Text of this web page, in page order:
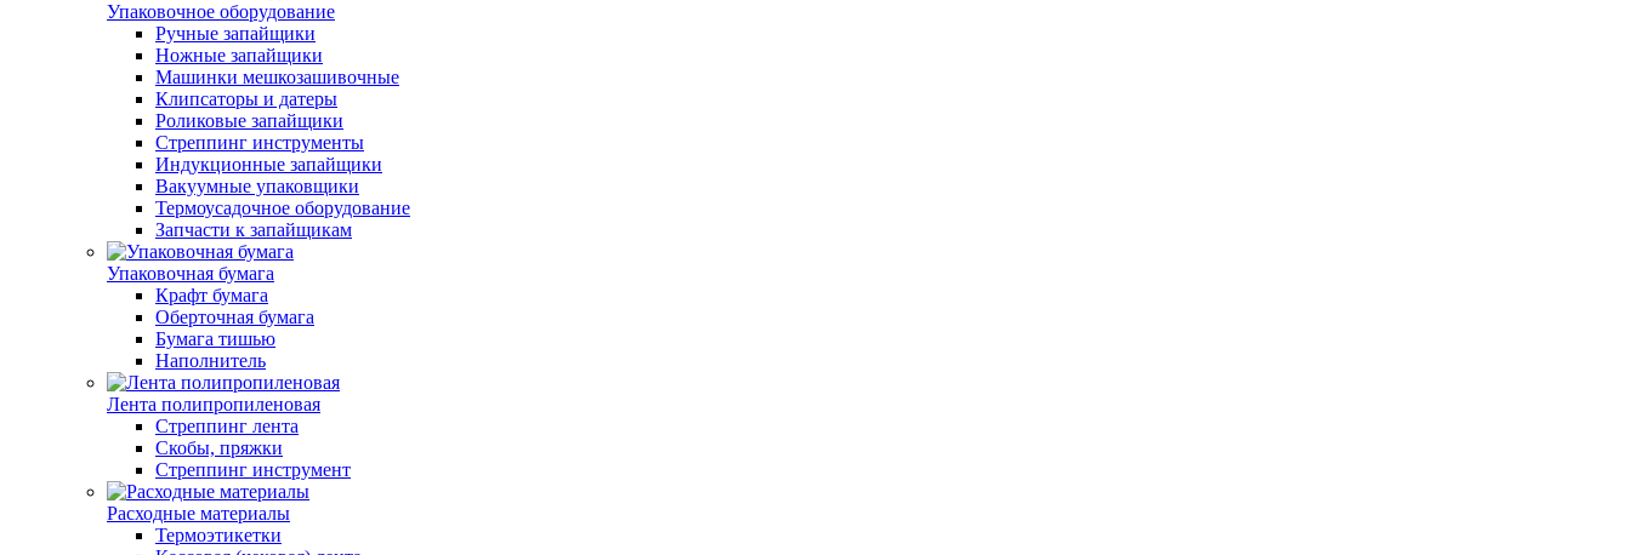
Упаковочное оборудование
Ручные запайщики
Ножные запайщики
Машинки мешкозашивочные
Клипсаторы и датеры
Роликовые запайщики
Стреппинг инструменты
Индукционные запайщики
Вакуумные упаковщики
Термоусадочное оборудование
Запчасти к запайщикам
Упаковочная бумага
Крафт бумага
Оберточная бумага
Бумага тишью
Наполнитель
Лента полипропиленовая
Стреппинг лента
Скобы, пряжки
Стреппинг инструмент
Расходные материалы
Термоэтикетки